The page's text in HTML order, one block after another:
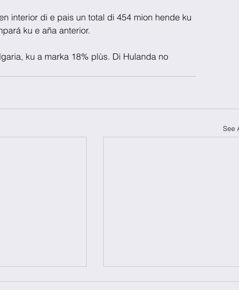
interior di e pais un total di 454 mion hende ku
ku e aña anterior.
ku a marka 18% plùs. Di Hulanda no
See